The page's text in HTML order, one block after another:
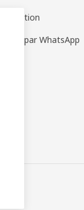
vente par WhatsApp